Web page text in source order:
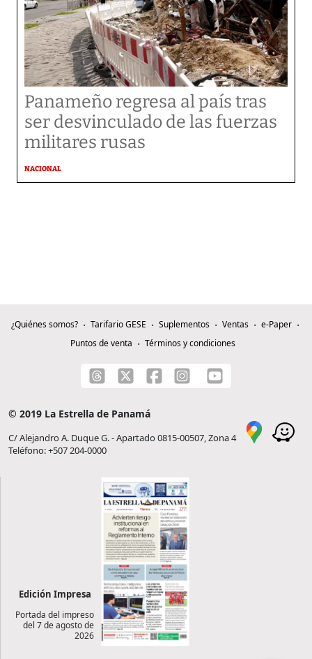
Panameño regresa al país tras
ser desvinculado de las fuerzas
militares rusas
NACIONAL
¿Quiénes somos? Tarifario GESE Suplementos Ventas
e-Paper
Puntos de venta
Términos y condiciones
© 2019 La Estrella de Panamá
C/ Alejandro A. Duque G. - Apartado 0815-00507, Zona 4
Teléfono: +507 204-0000
Edición Impresa
Portada del impreso
del 7 de agosto de
2026